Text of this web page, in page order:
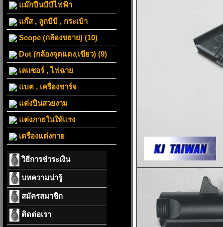
แม๊กปืนบีบีไฟฟ้า
แก๊ส , ลูกบีบี , กระเป๋า
Scope (กล้องขยาย) (10)
Dot (กล้องจุดแดง,เขียว) (9)
เลเเซอร์ , ไฟฉาย
แบต , เครื่องชาร์จ
แต่งปืนสวยงาม
แต่งภายในให้แรง
เตรื่องแต่งกาย
วิธีการชำระเงิน
บทความน่ารู้
สมัครสมาชิก
ติดต่อเรา